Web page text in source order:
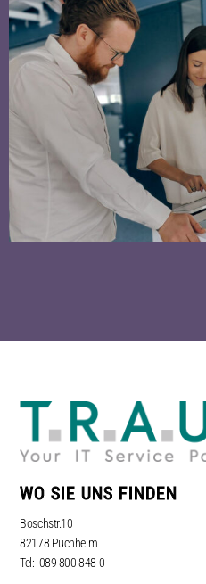
WO SIE UNS FINDEN
Boschstr.10
82178 Puchheim
Tel: 089 800 848-0